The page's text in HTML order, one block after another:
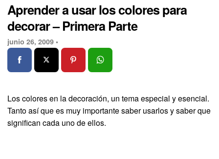
Aprender a usar los colores para
decorar – Primera Parte
junio 26, 2009 •
Los colores en la decoración, un tema especial y esencial.
Tanto así que es muy importante saber usarlos y saber que
significan cada uno de ellos.